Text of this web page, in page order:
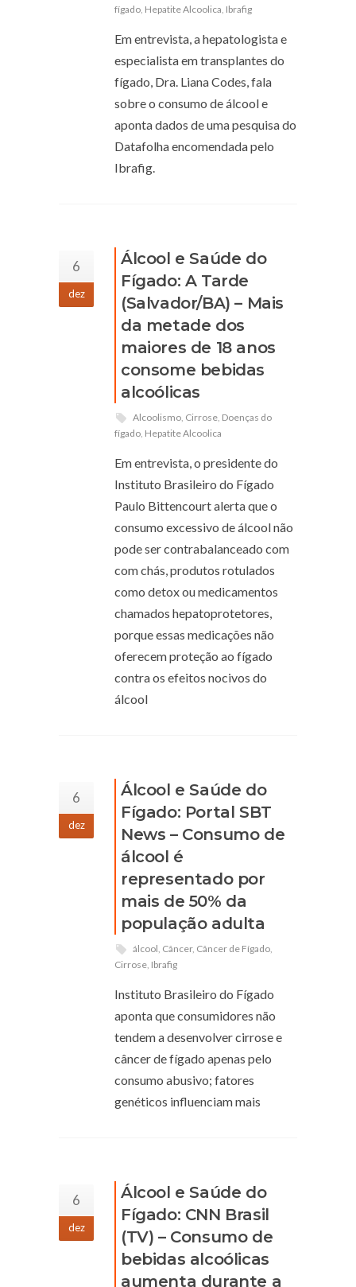
fígado, Hepatite Alcoolica, Ibrafig
Em entrevista, a hepatologista e
especialista em transplantes do
fígado, Dra. Liana Codes, fala
sobre o consumo de álcool e
aponta dados de uma pesquisa do
Datafolha encomendada pelo
Ibrafig.
6
dez
Álcool e Saúde do
Fígado: A Tarde
(Salvador/BA) – Mais
da metade dos
maiores de 18 anos
consome bebidas
alcoólicas
Alcoolismo, Cirrose, Doenças do
fígado, Hepatite Alcoolica
Em entrevista, o presidente do
Instituto Brasileiro do Fígado
Paulo Bittencourt alerta que o
consumo excessivo de álcool não
pode ser contrabalanceado com
com chás, produtos rotulados
como detox ou medicamentos
chamados hepatoprotetores,
porque essas medicações não
oferecem proteção ao fígado
contra os efeitos nocivos do
álcool
6
dez
Álcool e Saúde do
Fígado: Portal SBT
News – Consumo de
álcool é
representado por
mais de 50% da
população adulta
álcool, Câncer, Câncer de Fígado,
Cirrose, Ibrafig
Instituto Brasileiro do Fígado
aponta que consumidores não
tendem a desenvolver cirrose e
câncer de fígado apenas pelo
consumo abusivo; fatores
genéticos influenciam mais
6
dez
Álcool e Saúde do
Fígado: CNN Brasil
(TV) – Consumo de
bebidas alcoólicas
aumenta durante a